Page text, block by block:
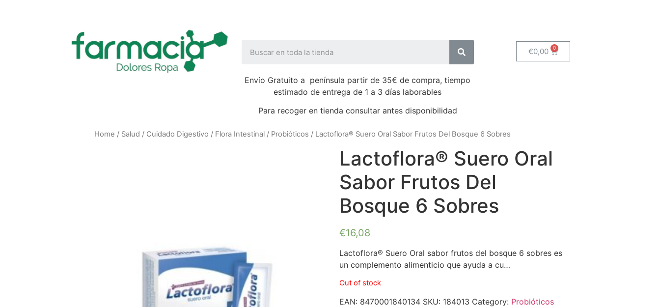
Envío Gratuito a península partir de 35€ de compra, tiempo
estimado de entrega de 1 a 3 días laborables
Para recoger en tienda consultar antes disponibilidad
€0,00
Home / Salud / Cuidado Digestivo / Flora Intestinal / Probióticos / Lactoflora® Suero Oral Sabor Frutos Del Bosque 6 Sobres
Lactoflora® Suero Oral
Sabor Frutos Del
Bosque 6 Sobres
€16,08
Lactoflora® Suero Oral sabor frutos del bosque 6 sobres es
un complemento alimenticio que ayuda a cu…
Out of stock
EAN: 8470001840134 SKU: 184013 Category: Probióticos